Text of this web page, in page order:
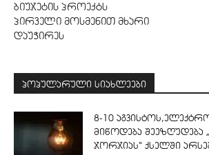
ბიუჯეტის პროექტს
პირველი მოსმენით მხარი
დაუჭირეს
პოპულარული სიახლეები
8-10
მიწოდება
ჯორჯიას“ ქსელში